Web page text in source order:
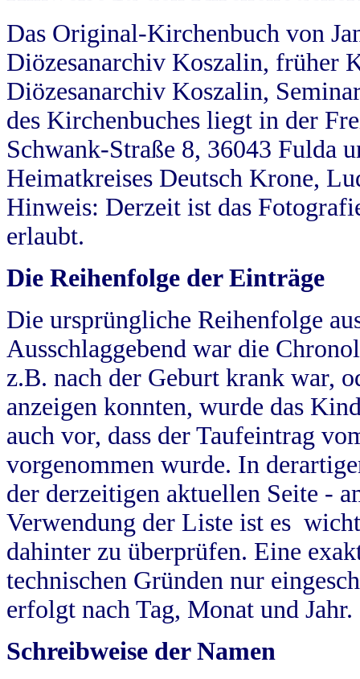
Das Original-Kirchenbuch von
Diözesanarchiv Koszalin, früher
Diözesanarchiv Koszalin,
des Kirchenbuches liegt in der
Schwank-Straße 8, 36043 Fulda
Heimatkreises Deutsch Krone,
Hinweis: Derzeit ist das
erlaubt.
Die Reihenfolge der Einträge
Die ursprüngliche Reihenfolge
Ausschlaggebend war die
z.B. nach der Geburt krank war,
anzeigen konnten, wurde das
auch vor, dass der Taufeintrag
vorgenommen wurde. In
der derzeitigen aktuellen Seite -
Verwendung der Liste ist es
dahinter zu überprüfen. Eine
technischen Gründen nur
erfolgt nach Tag, Monat und Jahr.
Schreibweise der Namen